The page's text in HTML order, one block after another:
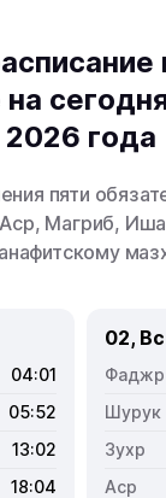
2026 года
пяти
Магриб,
04:01
05:52
13:02
18:04
02, Вс